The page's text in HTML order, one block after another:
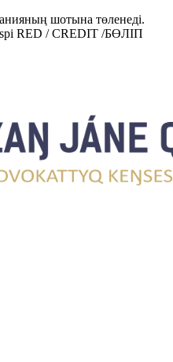
шотына төленеді.
RED / CREDIT /БӨЛІП